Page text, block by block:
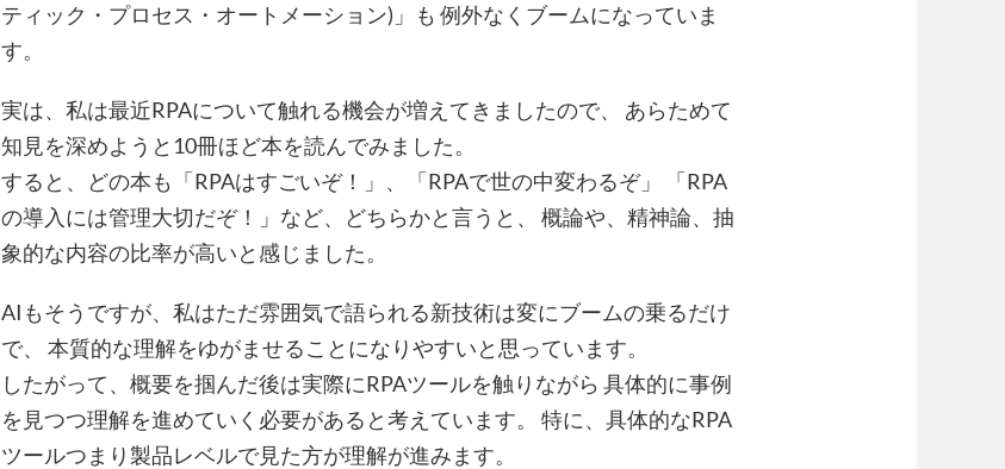
ティック・プロセス・オートメーション)」も 例外なくブームになっていま
す。
実は、私は最近RPAについて触れる機会が増えてきましたので、 あらためて
知見を深めようと10冊ほど本を読んでみました。
すると、どの本も「RPAはすごいぞ！」、「RPAで世の中変わるぞ」 「RPA
の導入には管理大切だぞ！」など、どちらかと言うと、 概論や、精神論、抽
象的な内容の比率が高いと感じました。
AIもそうですが、私はただ雰囲気で語られる新技術は変にブームの乗るだけ
で、 本質的な理解をゆがませることになりやすいと思っています。
したがって、概要を掴んだ後は実際にRPAツールを触りながら 具体的に事例
を見つつ理解を進めていく必要があると考えています。 特に、具体的なRPA
ツールつまり製品レベルで見た方が理解が進みます。